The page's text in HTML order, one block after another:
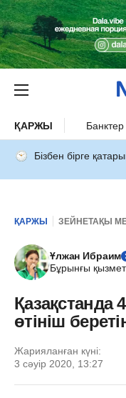
ҚАРЖЫ Банктер
Бізбен бірге
ҚАРЖЫ ЗЕЙНЕТАҚЫ
Ұлжан Ибраим
Бұрынғы
Қазақстанда
өтініш
Жарияланған күні:
3 сәуір 2020, 13:27